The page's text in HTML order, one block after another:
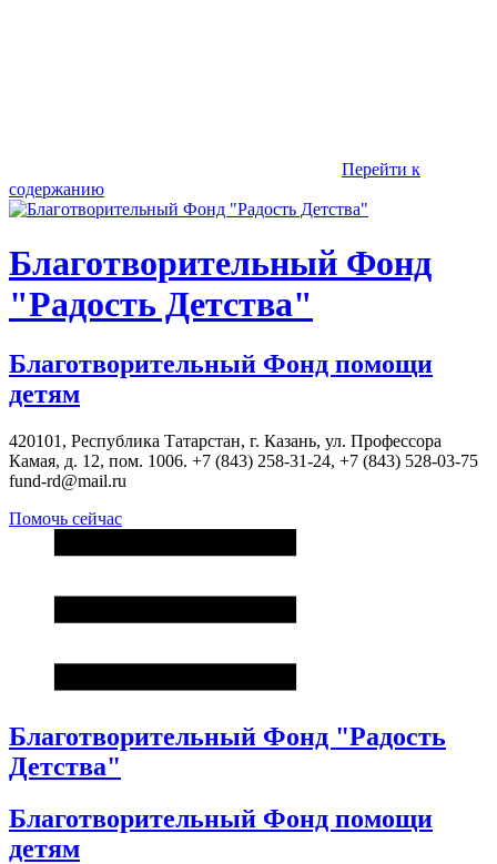
Перейти к
содержанию
Благотворительный Фонд
"Радость Детства"
Благотворительный Фонд помощи
детям
420101, Республика Татарстан, г. Казань, ул. Профессора
Камая, д. 12, пом. 1006. +7 (843) 258-31-24, +7 (843) 528-03-75
fund-rd@mail.ru
Помочь сейчас
Благотворительный Фонд "Радость
Детства"
Благотворительный Фонд помощи
детям